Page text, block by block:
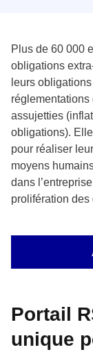
Plus de 60 000
obligations
leurs
assujetties
obligations).
pour réaliser leur
moyens
dans
prolifération des
Portail
unique